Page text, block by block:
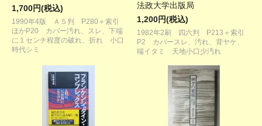
1,700円(税込)
1990年4版 Ａ５判 P280＋索引
ほかP20 カバー汚れ、スレ、下端
に１センチ程度の破れ、折れ 小口
時代シミ
法政大学出版局
1,200円(税込)
1982年2刷 四六判 P213＋索引
P2 カバースレ、汚れ、背ヤケ、
端イタミ 天地小口少汚れ